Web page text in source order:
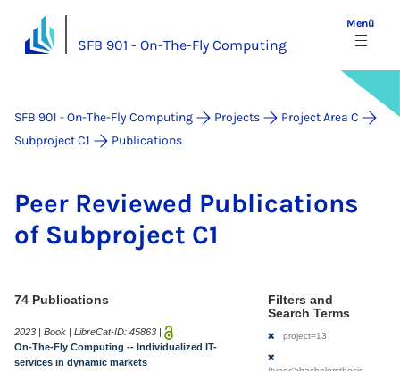
SFB 901 - On-The-Fly Computing
Menü
SFB 901 - On-The-Fly Computing Projects
Project Area C
Subproject C1
Publications
Peer Re­view­ed Pu­bli­ca­ti­ons
of Sub­pro­ject C1